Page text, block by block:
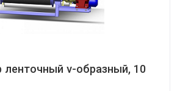
ленточный v-образный, 10